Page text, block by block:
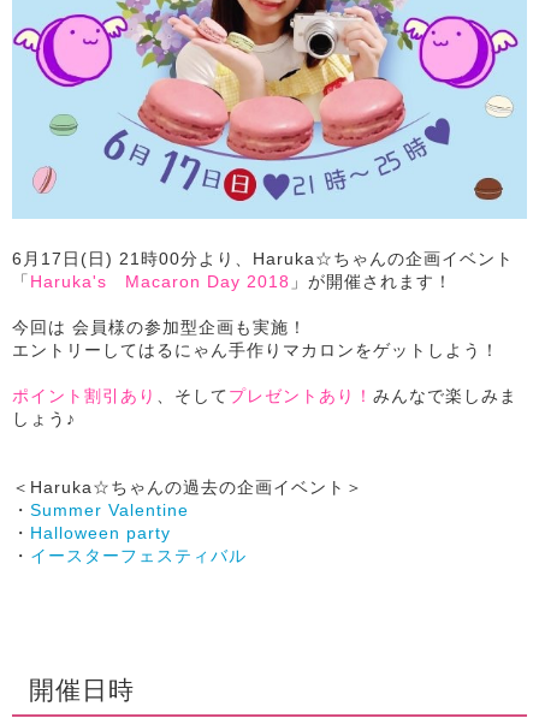
6月17日(日) 21時00分より、Haruka☆ちゃんの企画イベント
「 Haruka's Macaron Day 2018 」が開催されます！
今回は 会員様の参加型企画も実施！
エントリーしてはるにゃん手作りマカロンをゲットしよう！
ポイント割引あり 、そしてプレゼントあり！ みんなで楽しみま
しょう♪
＜Haruka☆ちゃんの過去の企画イベント＞
・ Summer Valentine
・ Halloween party
・ イースターフェスティバル
開催日時